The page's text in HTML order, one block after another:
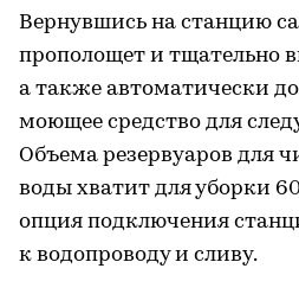
Вернувшись на станцию
прополощет и тщательно
а также автоматически
моющее средство для
Объема резервуаров для
воды хватит для уборки
опция подключения
к водопроводу и сливу.